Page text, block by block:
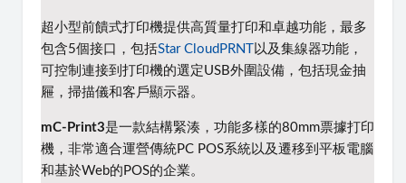
超小型前饋式打印機提供高質量打印和卓越功能，最多
包含5個接口，包括Star CloudPRNT
以及集線器功能，
可控制連接到打印機的選定USB外圍設備，包括現金抽
屜，掃描儀和客戶顯示器。
mC-Print3是一款結構緊湊，功能多樣的80mm票據打印
機，非常適合運營傳統PC POS系統以及遷移到平板電腦
和基於Web的POS的企業。